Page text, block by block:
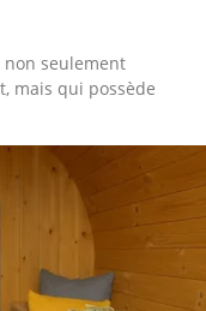
seulement
mais qui possède